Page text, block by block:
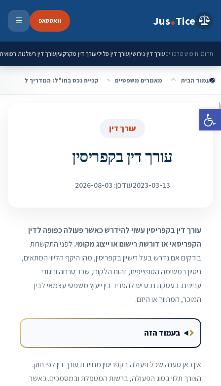
פתח סרגל נגישות
Jus Tice וואטסאפ ☰
תחומי חיפוש מרכזייםעורך דין גירושיןעורך דין פליליעורך דין מקרקעיןעורך דין רשלנות רפואית
עמוד הבית מאמרים משפטיים קניית נכס בחו"ל: המדריך
עורך דין
עורך דין בקפריסין
2023-03-13עודכן: 2026-08-03
עורך דין בקפריסין עשוי להידרש כאשר פעולה כפופה לדין
הקפריסאי או דורשת רישום או ייצוג מקומי. לפני התקשרות
בודקים אם נדרש בעל רישיון בקפריסין, מהו היקף הליווי המתאים,
ניסיון במשימה הספציפית, זהות הלקוח, שכר טרחה וניגודי
עניינים. בעסקת נכס יש להפריד בין ייעוץ משפטי עצמאי לבין
המוכר, המתווך או היזם.
בעמוד הזה
אין כאן טענה שכל פעולה בקפריסין מחייבת עורך דין לפי חוק.
הצורך תלוי בסוג הפעולה, ברשות המטפלת ובמסמכים. כאשר